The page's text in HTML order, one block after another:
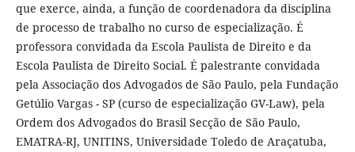
que exerce, ainda, a função de coordenadora da disciplina
de processo de trabalho no curso de especialização. É
professora convidada da Escola Paulista de Direito e da
Escola Paulista de Direito Social. É palestrante convidada
pela Associação dos Advogados de São Paulo, pela Fundação
Getúlio Vargas - SP (curso de especialização GV-Law), pela
Ordem dos Advogados do Brasil Secção de São Paulo,
EMATRA-RJ, UNITINS, Universidade Toledo de Araçatuba,